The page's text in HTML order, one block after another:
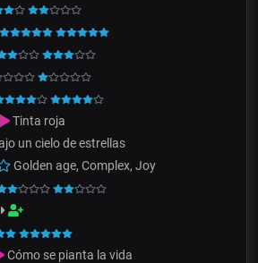
Tinta roja
un cielo de estrellas
Golden age, Complex, Joy
Cómo se pianta la vida